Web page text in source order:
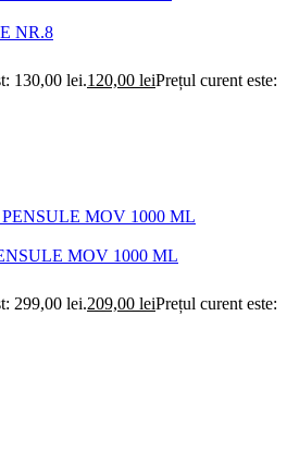
NR.8
130,00 lei.120,00 leiPrețul curent este:
MOV 1000 ML
299,00 lei.209,00 leiPrețul curent este: